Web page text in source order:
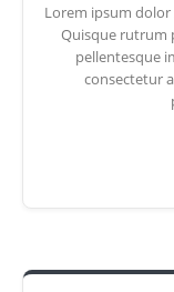
Lorem ipsum
Quisque rutrum
pellentesque
consectetur